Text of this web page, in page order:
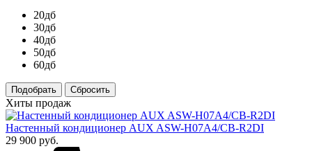
20дб
30дб
40дб
50дб
60дб
Подобрать
Хиты продаж
Настенный кондиционер AUX ASW-H07A4/CB-R2DI
29 900 руб.